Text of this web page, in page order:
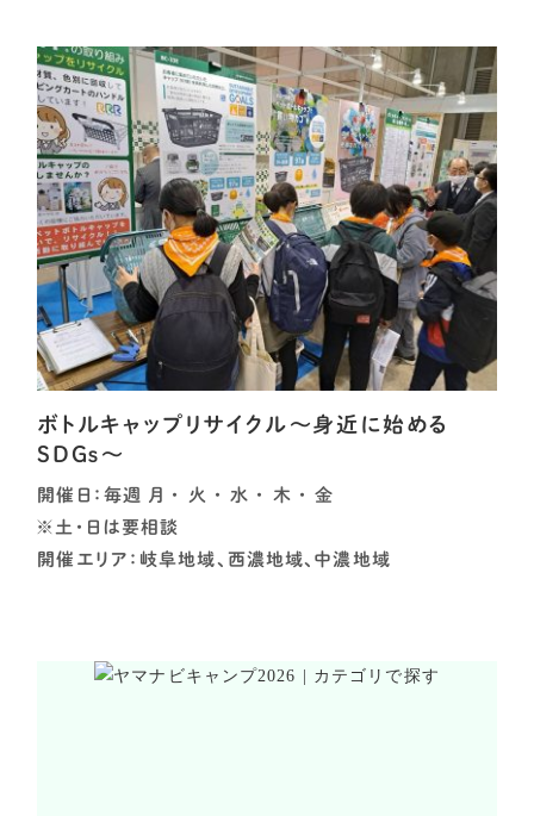
ボトルキャップリサイクル～身近に始める
SDGｓ～
開催日：毎週 月 ・ 火 ・ 水 ・ 木 ・ 金
※土・日は要相談
開催エリア：岐阜地域、西濃地域、中濃地域